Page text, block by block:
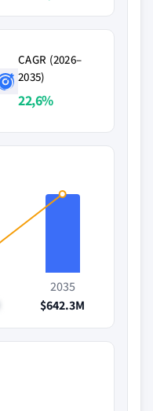
CAGR (2026–
2035)
22,6%
2035
$642.3M